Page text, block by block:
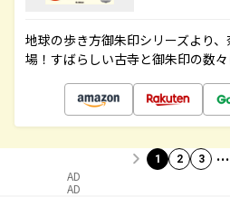
地球の歩き方御朱印シリーズより
場！すばらしい古寺と御朱印の数
1 2 3 …
AD
AD